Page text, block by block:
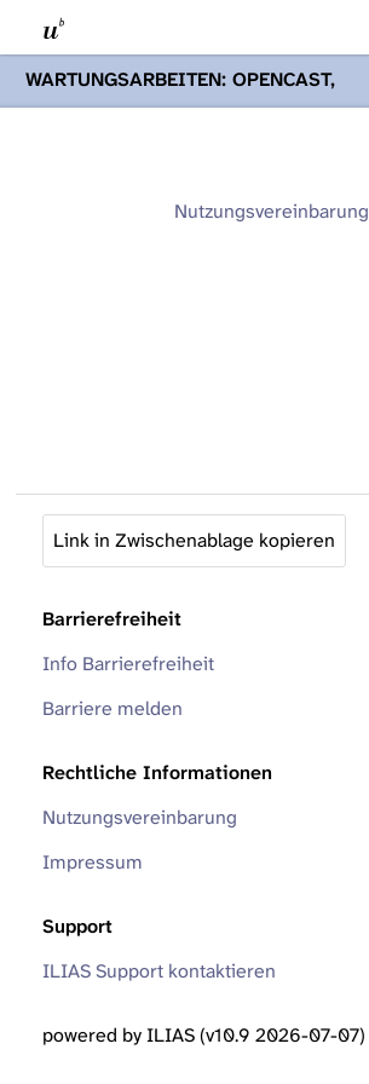
WARTUNGSARBEITEN: OPENCAST,
PODCASTS & TOBIRA
Mi 19. August
Opencast-Videos und Tobira nicht zur
Nutzungsvereinbarung
Link in Zwischenablage kopieren
Barrierefreiheit
Info Barrierefreiheit
Barriere melden
Rechtliche Informationen
Nutzungsvereinbarung
Impressum
Support
ILIAS Support kontaktieren
powered by ILIAS (v10.9 2026-07-07)